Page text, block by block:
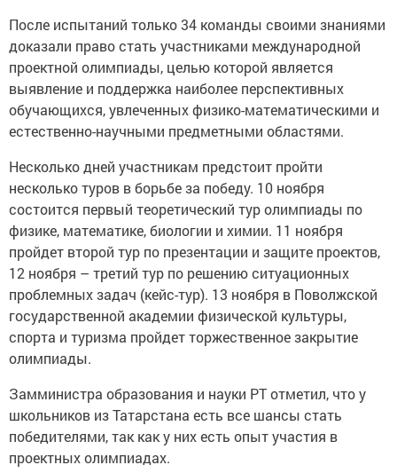
После испытаний только 34 команды своими знаниями
доказали право стать участниками международной
проектной олимпиады, целью которой является
выявление и поддержка наиболее перспективных
обучающихся, увлеченных физико-математическими и
естественно-научными предметными областями.
Несколько дней участникам предстоит пройти
несколько туров в борьбе за победу. 10 ноября
состоится первый теоретический тур олимпиады по
физике, математике, биологии и химии. 11 ноября
пройдет второй тур по презентации и защите проектов,
12 ноября – третий тур по решению ситуационных
проблемных задач (кейс-тур). 13 ноября в Поволжской
государственной академии физической культуры,
спорта и туризма пройдет торжественное закрытие
олимпиады.
Замминистра образования и науки РТ отметил, что у
школьников из Татарстана есть все шансы стать
победителями, так как у них есть опыт участия в
проектных олимпиадах.